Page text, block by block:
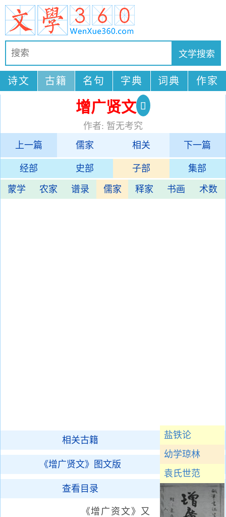
诗文 古籍 名句 字典 词典 作家
增广贤文
作者: 暂无考究
上一篇
儒家 相关 下一篇
经部 史部 子部 集部
蒙学 农家 谱录 儒家 释家 书画 术数
盐铁论
幼学琼林
袁氏世范
相关古籍
《增广贤文》图文版
查看目录
《增广资文》又